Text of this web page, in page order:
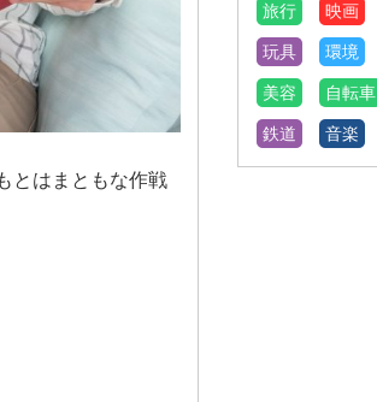
とはまともな作戦
旅行 映画
玩具 環境
美容 自転車
鉄道 音楽